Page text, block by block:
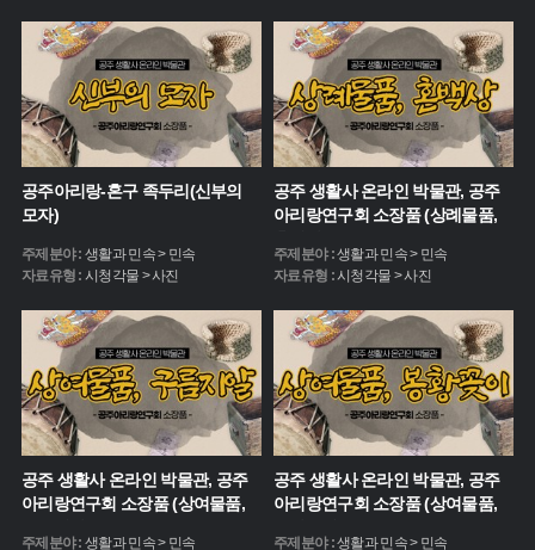
공주아리랑-혼구 족두리(신부의
모자)
주제분야 : 생활과 민속 > 민속
자료유형 : 시청각물 > 사진
공주 생활사 온라인 박물관, 공주
아리랑연구회 소장품 (상례물품,
주제분야 :생활과 민속 > 민속
자료유형 :시청각물 > 사진
공주 생활사 온라인 박물관, 공주
아리랑연구회 소장품 (상여물품,
주제분야 : 생활과 민속 > 민속
공주 생활사 온라인 박물관, 공주
아리랑연구회 소장품 (상여물품,
주제분야 :생활과 민속 > 민속